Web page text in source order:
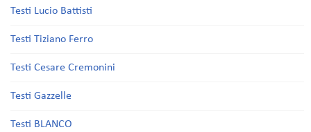
Testi Lucio Battisti
Testi Tiziano Ferro
Testi Cesare Cremonini
Testi Gazzelle
Testi BLANCO